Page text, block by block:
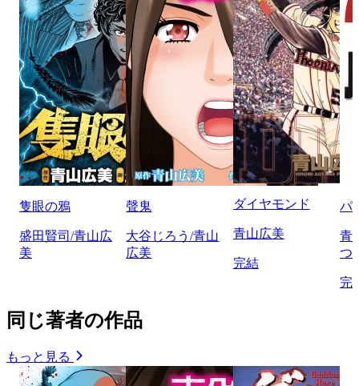
隻眼の鴉
盛田賢司/青山広
美
聲鬼
大谷じろう/青山
広美
ダイヤモンド
青山広美
完結
パ
青
つ
完
同じ著者の作品
もっと見る